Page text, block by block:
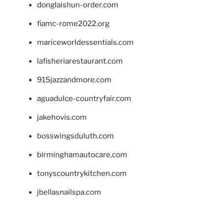
donglaishun-order.com
fiamc-rome2022.org
mariceworldessentials.com
lafisheriarestaurant.com
915jazzandmore.com
aguadulce-countryfair.com
jakehovis.com
bosswingsduluth.com
birminghamautocare.com
tonyscountrykitchen.com
jbellasnailspa.com